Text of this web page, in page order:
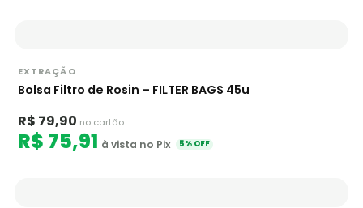
EXTRAÇÃO
Bolsa Filtro de Rosin – FILTER BAGS 45u
R$ 79,90 no cartão
R$ 75,91 à vista no Pix 5% OFF